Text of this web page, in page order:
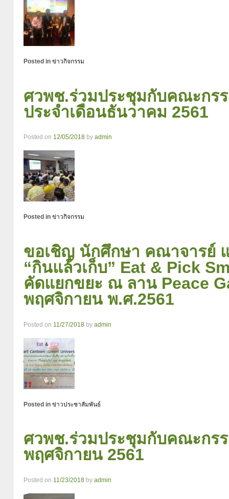
Posted in ข่าวกิจกรรม
ศวพช.ร่วมประชุมกับคณะกร
ประจำเดือนธันวาคม 2561
Posted on 12/05/2018 by admin
Posted in ข่าวกิจกรรม
ขอเชิญ นักศึกษา คณาจารย์
“กินแล้วเก็บ” Eat & Pick
คัดแยกขยะ ณ ลาน Peace
พฤศจิกายน พ.ศ.2561
Posted on 11/27/2018 by admin
Posted in ข่าวประชาสัมพันธ์
ศวพช.ร่วมประชุมกับคณะกร
พฤศจิกายน 2561
Posted on 11/23/2018 by admin